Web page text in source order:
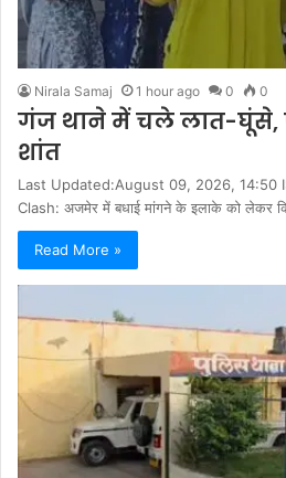
Nirala Samaj 1 hour ago 0 0
गंज थाने में चले लात-घूंसे,
शांत
Last Updated:August 09, 2026, 14:50
Clash: अजमेर में बधाई मांगने के इलाके को लेकर
Read More »